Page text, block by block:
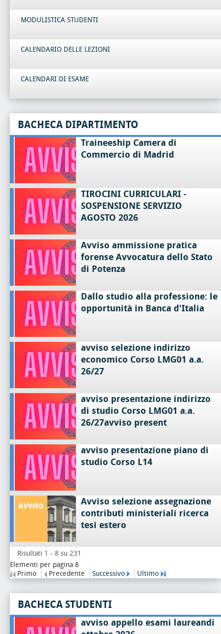
MODULISTICA STUDENTI
CALENDARIO DELLE LEZIONI
CALENDARI DI ESAME
BACHECA DIPARTIMENTO
Traineeship Camera di
Commercio di Madrid
TIROCINI CURRICULARI -
SOSPENSIONE SERVIZIO
AGOSTO 2026
Avviso ammissione pratica
forense Avvocatura dello Stato
di Potenza
Dallo studio alla professione: le
opportunità in Banca d'Italia
avviso selezione indirizzo
economico Corso LMG01 a.a.
26/27
avviso presentazione indirizzo
di studio Corso LMG01 a.a.
26/27avviso present
avviso presentazione piano di
studio Corso L14
Avviso selezione assegnazione
contributi ministeriali ricerca
tesi estero
Risultati 1 - 8 su 231
Elementi per pagina 8
Primo
Precedente Successivo Ultimo
BACHECA STUDENTI
avviso appello esami laureandi